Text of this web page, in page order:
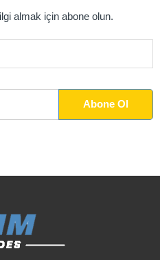
almak için abone olun.